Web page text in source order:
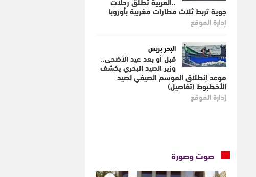
جوية تربط ثلاث مطارات مغربية بأوروبا
إدارة الموقع
البحر بريس
قبل أو بعد عيد الأضحى..
وزير الصيد البحري يكشف
موعد إنطلاق الموسم الصيفي لصيد
الأخطبوط (تفاصيل)
إدارة الموقع
صوت وصورة